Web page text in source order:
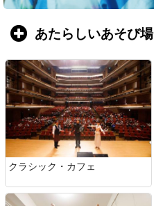
あたらしいあそび場
クラシック・カフェ